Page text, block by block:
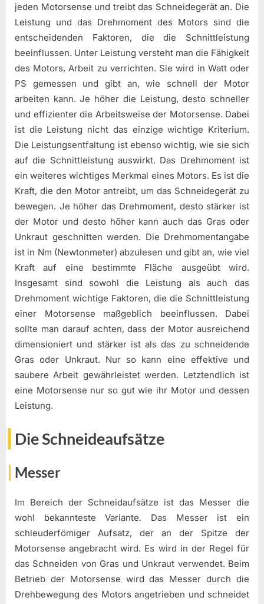
jeden Motorsense und treibt das Schneidegerät an. Die
Leistung und das Drehmoment des Motors sind die
entscheidenden Faktoren, die die Schnittleistung
beeinflussen. Unter Leistung versteht man die Fähigkeit
des Motors, Arbeit zu verrichten. Sie wird in Watt oder
PS gemessen und gibt an, wie schnell der Motor
arbeiten kann. Je höher die Leistung, desto schneller
und effizienter die Arbeitsweise der Motorsense. Dabei
ist die Leistung nicht das einzige wichtige Kriterium.
Die Leistungsentfaltung ist ebenso wichtig, wie sie sich
auf die Schnittleistung auswirkt. Das Drehmoment ist
ein weiteres wichtiges Merkmal eines Motors. Es ist die
Kraft, die den Motor antreibt, um das Schneidegerät zu
bewegen. Je höher das Drehmoment, desto stärker ist
der Motor und desto höher kann auch das Gras oder
Unkraut geschnitten werden. Die Drehmomentangabe
ist in Nm (Newtonmeter) abzulesen und gibt an, wie viel
Kraft auf eine bestimmte Fläche ausgeübt wird.
Insgesamt sind sowohl die Leistung als auch das
Drehmoment wichtige Faktoren, die die Schnittleistung
einer Motorsense maßgeblich beeinflussen. Dabei
sollte man darauf achten, dass der Motor ausreichend
dimensioniert und stärker ist als das zu schneidende
Gras oder Unkraut. Nur so kann eine effektive und
saubere Arbeit gewährleistet werden. Letztendlich ist
eine Motorsense nur so gut wie ihr Motor und dessen
Leistung.
Die Schneideaufsätze
Messer
Im Bereich der Schneidaufsätze ist das Messer die
wohl bekannteste Variante. Das Messer ist ein
schleuderfömiger Aufsatz, der an der Spitze der
Motorsense angebracht wird. Es wird in der Regel für
das Schneiden von Gras und Unkraut verwendet. Beim
Betrieb der Motorsense wird das Messer durch die
Drehbewegung des Motors angetrieben und schneidet